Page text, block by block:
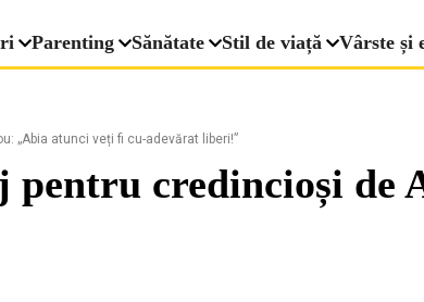
Parenting Sănătate Stil de viață Vârste și
„Abia atunci veți fi cu-adevărat liberi!”
pentru credincioși de